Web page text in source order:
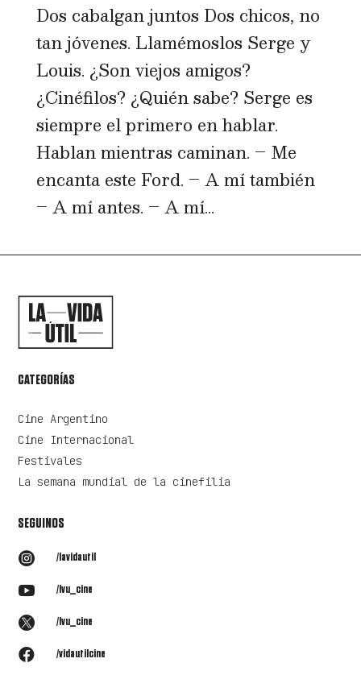
Dos cabalgan juntos Dos chicos, no
tan jóvenes. Llamémoslos Serge y
Louis. ¿Son viejos amigos?
¿Cinéfilos? ¿Quién sabe? Serge es
siempre el primero en hablar.
Hablan mientras caminan. – Me
encanta este Ford. – A mí también
– A mí antes. – A mí...
CATEGORÍAS
Cine Argentino
Cine Internacional
Festivales
La semana mundial de la cinefilia
SEGUINOS
 /lavidautil
 /lvu_cine
 /lvu_cine
 /vidautilcine